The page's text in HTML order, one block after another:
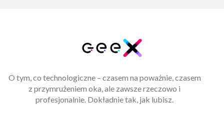
O tym, co technologiczne – czasem na poważnie, czasem
z przymrużeniem oka, ale zawsze rzeczowo i
profesjonalnie. Dokładnie tak, jak lubisz.